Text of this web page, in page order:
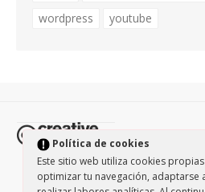
Política de cookies
Este sitio web utiliza cookies
optimizar tu navegación, adaptarse
wordpress
youtube
Todos los
protegidos por la licencia
NonCommercial-ShareAlike 3.0. /